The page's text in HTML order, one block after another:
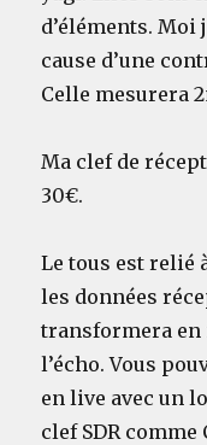
d’éléments.
cause d’une
Celle mesurera
Ma clef de
30€.
Le tous est relié
les données
transformera en
l’écho. Vous
en live avec un
clef SDR comme